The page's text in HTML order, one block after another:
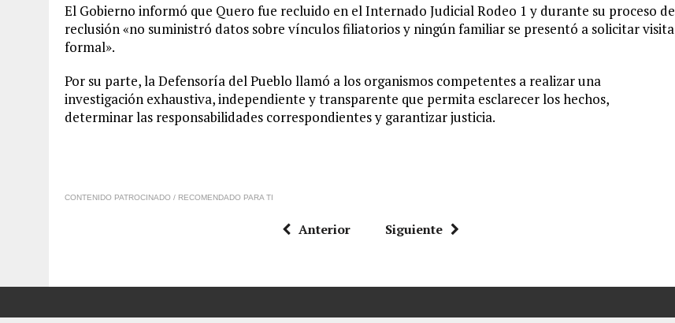
El Gobierno informó que Quero fue recluido en el Internado Judicial Rodeo 1 y durante su proceso de
reclusión «no suministró datos sobre vínculos filiatorios y ningún familiar se presentó a solicitar visita
formal».
Por su parte, la Defensoría del Pueblo llamó a los organismos competentes a realizar una
investigación exhaustiva, independiente y transparente que permita esclarecer los hechos,
determinar las responsabilidades correspondientes y garantizar justicia.
CONTENIDO PATROCINADO / RECOMENDADO PARA TI
Anterior Siguiente